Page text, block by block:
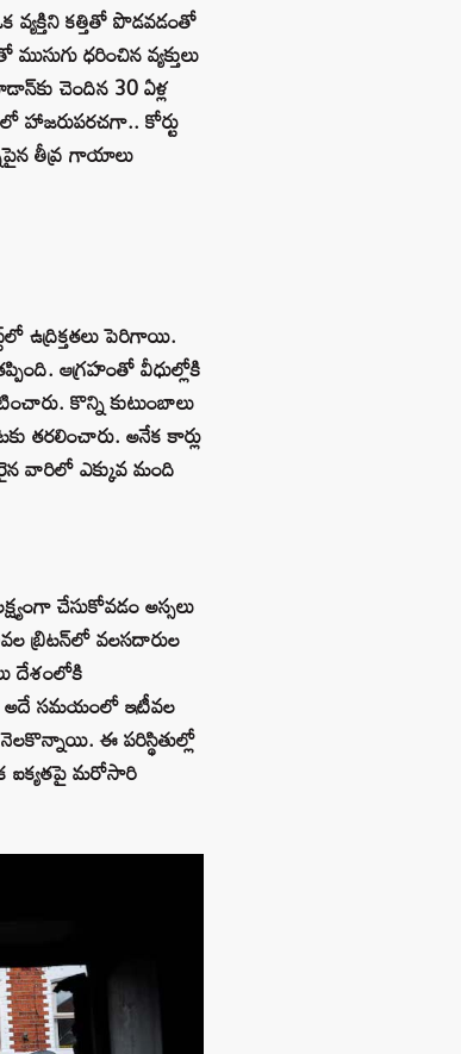
వ్యక్తిని కత్తితో పొడవడంతో
ధరించిన వ్యక్తులు
చెందిన 30 ఏళ్ల
హాజరుపరచగా.. కోర్టు
తీవ్ర గాయాలు
పెరిగాయి.
ఆగ్రహంతో వీధుల్లోకి
కొన్ని కుటుంబాలు
తరలించారు. అనేక కార్లు
వారిలో ఎక్కువ మంది
చేసుకోవడం అస్సలు
బ్రిటన్‌లో వలసదారుల
దేశంలోకి
అదే సమయంలో ఇటీవల
ఈ పరిస్థితుల్లో
ఐక్యతపై మరోసారి